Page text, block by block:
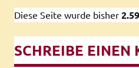
Diese Seite wurde bisher
SCHREIBE EINEN